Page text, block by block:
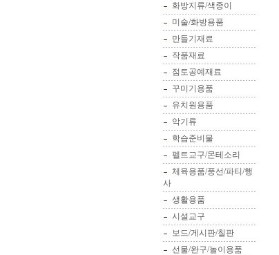
화방지류/색종이
미술/화방용품
만들기재료
작품재료
점토공예재료
꾸미기용품
유치원용품
악기류
학습준비물
펠트교구/몬테소리
체육용품/풍선/파티/행
사
생활용품
시설교구
보드/게시판/칠판
선물/완구/놀이용품